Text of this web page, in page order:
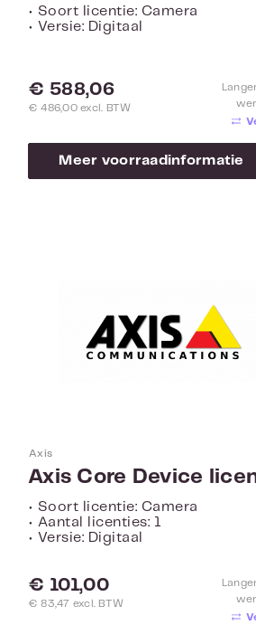
• Soort licentie: Camera
• Versie: Digitaal
Normale prijs:
€ 588,06
€ 486,00 excl. BTW
Meer voorraadinformatie
Axis
• Soort licentie: Camera
• Aantal licenties: 1
• Versie: Digitaal
Normale prijs:
€ 101,00
€ 83,47 excl. BTW